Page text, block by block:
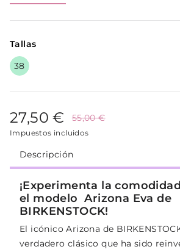
Tallas
38
27,50 € 55,00 €
Impuestos incluidos
Descripción
¡Experimenta la
el modelo Arizona Eva de
BIRKENSTOCK!
El icónico Arizona de
verdadero clásico que ha sido